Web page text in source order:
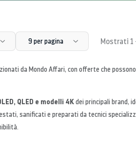
9 per pagina Mostrati
da Mondo Affari, con offerte che
QLED e modelli 4Kdei principali brand,
sanificati e preparati da tecnici